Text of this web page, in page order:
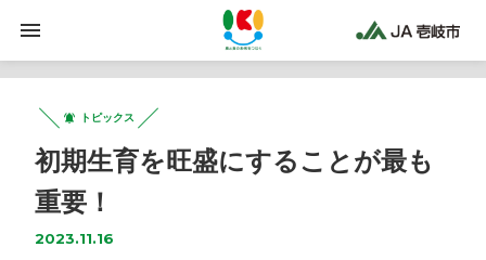
トピックス
初期生育を旺盛にすることが最も
重要！
2023.11.16